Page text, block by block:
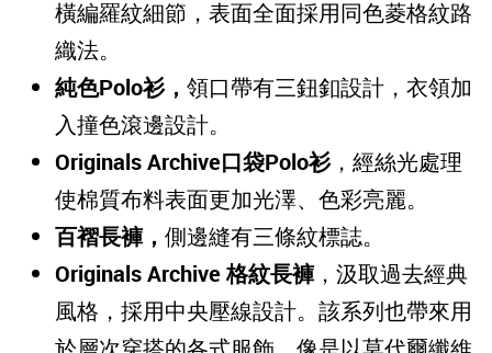
橫編羅紋細節，表面全面採用同色菱格紋路
織法。
純色Polo衫， 領口帶有三鈕釦設計，衣領加
入撞色滾邊設計。
Originals Archive口袋Polo衫，經絲光處理
使棉質布料表面更加光澤、色彩亮麗。
百褶長褲， 側邊縫有三條紋標誌。
Originals Archive格紋長褲，汲取過去經典
風格，採用中央壓線設計。該系列也帶來用